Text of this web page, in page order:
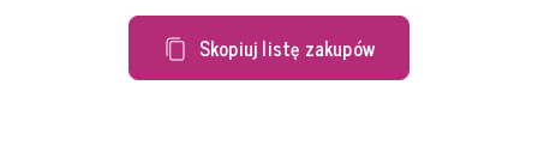
Skopiuj listę zakupów